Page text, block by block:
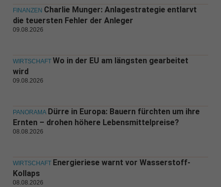
FINANZEN Charlie Munger: Anlagestrategie entlarvt
die teuersten Fehler der Anleger
09.08.2026
WIRTSCHAFT Wo in der EU am längsten gearbeitet
wird
09.08.2026
PANORAMA Dürre in Europa: Bauern fürchten um ihre
Ernten – drohen höhere Lebensmittelpreise?
08.08.2026
WIRTSCHAFT Energieriese warnt vor Wasserstoff-
Kollaps
08.08.2026